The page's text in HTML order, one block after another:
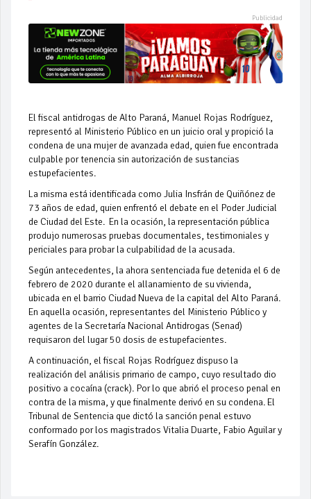
El fiscal antidrogas de Alto Paraná, Manuel Rojas Rodríguez,
representó al Ministerio Público en un juicio oral y propició la
condena de una mujer de avanzada edad, quien fue encontrada
culpable por tenencia sin autorización de sustancias
estupefacientes.
La misma está identificada como Julia Insfrán de Quiñónez de
73 años de edad, quien enfrentó el debate en el Poder Judicial
de Ciudad del Este. En la ocasión, la representación pública
produjo numerosas pruebas documentales, testimoniales y
periciales para probar la culpabilidad de la acusada.
Según antecedentes, la ahora sentenciada fue detenida el 6 de
febrero de 2020 durante el allanamiento de su vivienda,
ubicada en el barrio Ciudad Nueva de la capital del Alto Paraná.
En aquella ocasión, representantes del Ministerio Público y
agentes de la Secretaría Nacional Antidrogas (Senad)
requisaron del lugar 50 dosis de estupefacientes.
A continuación, el fiscal Rojas Rodríguez dispuso la
realización del análisis primario de campo, cuyo resultado dio
positivo a cocaína (crack). Por lo que abrió el proceso penal en
contra de la misma, y que finalmente derivó en su condena. El
Tribunal de Sentencia que dictó la sanción penal estuvo
conformado por los magistrados Vitalia Duarte, Fabio Aguilar y
Serafín González.